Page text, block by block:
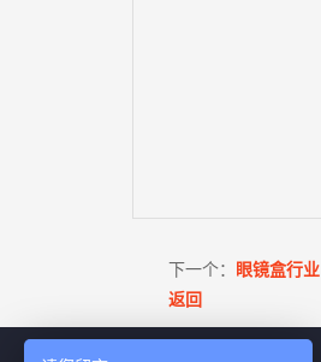
下一个：
眼镜盒行业
返回